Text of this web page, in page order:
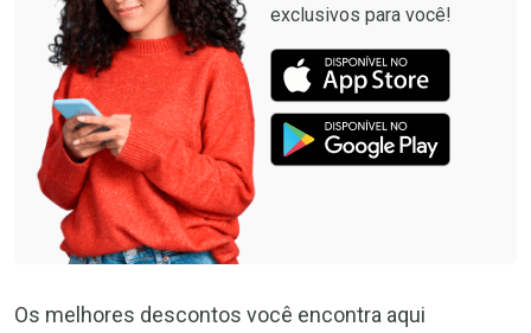
exclusivos para você!
Os melhores descontos você encontra aqui